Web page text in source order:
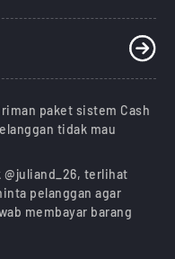
paket sistem Cash
tidak mau
@juliand_26, terlihat
pelanggan agar
membayar barang